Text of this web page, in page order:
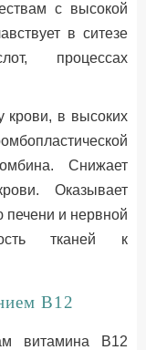
с высокой
в ситезе
процессах
крови, в высоких
Снижает
Оказывает
печени и нервной
тканей к
В12
витамина В12